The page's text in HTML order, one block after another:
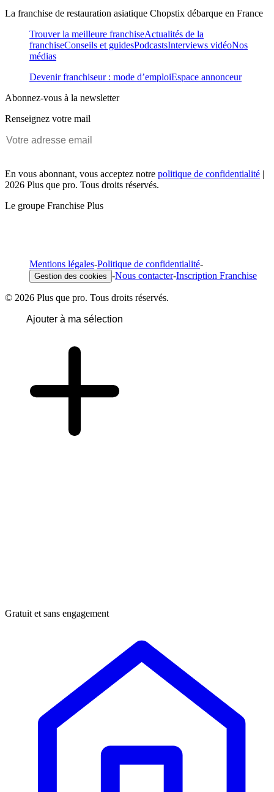
La franchise de restauration asiatique Chopstix débarque en France
Trouver la meilleure franchiseActualités de la
franchiseConseils et guidesPodcastsInterviews vidéoNos
médias
Devenir franchiseur : mode d’emploiEspace annonceur
Abonnez-vous à la newsletter
Renseignez votre mail
En vous abonnant, vous acceptez notre politique de confidentialité |
2026 Plus que pro. Tous droits réservés.
Le groupe Franchise Plus
Mentions légales-Politique de confidentialité-
Gestion des cookies -Nous contacter-Inscription Franchise
© 2026 Plus que pro. Tous droits réservés.
Ajouter à ma sélection
Gratuit et sans engagement